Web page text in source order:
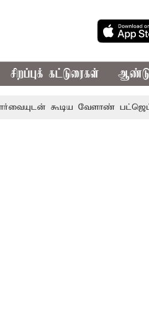
சிறப்புக் கட்டுரைகள் ஆண்டு
கூடிய வேளாண் பட்ஜெட்: முதல்-